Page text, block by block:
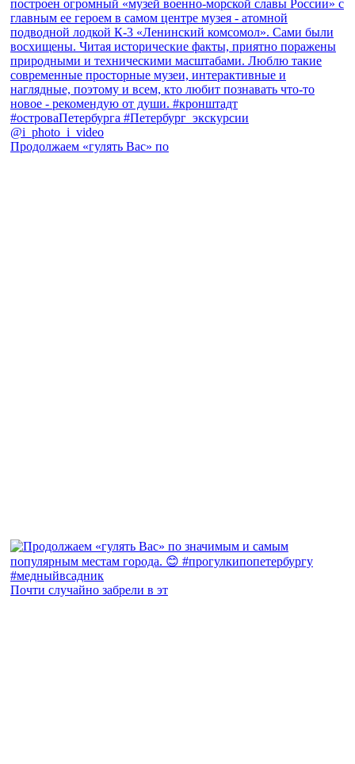
Продолжаем «гулять Вас» по
Почти случайно забрели в эт